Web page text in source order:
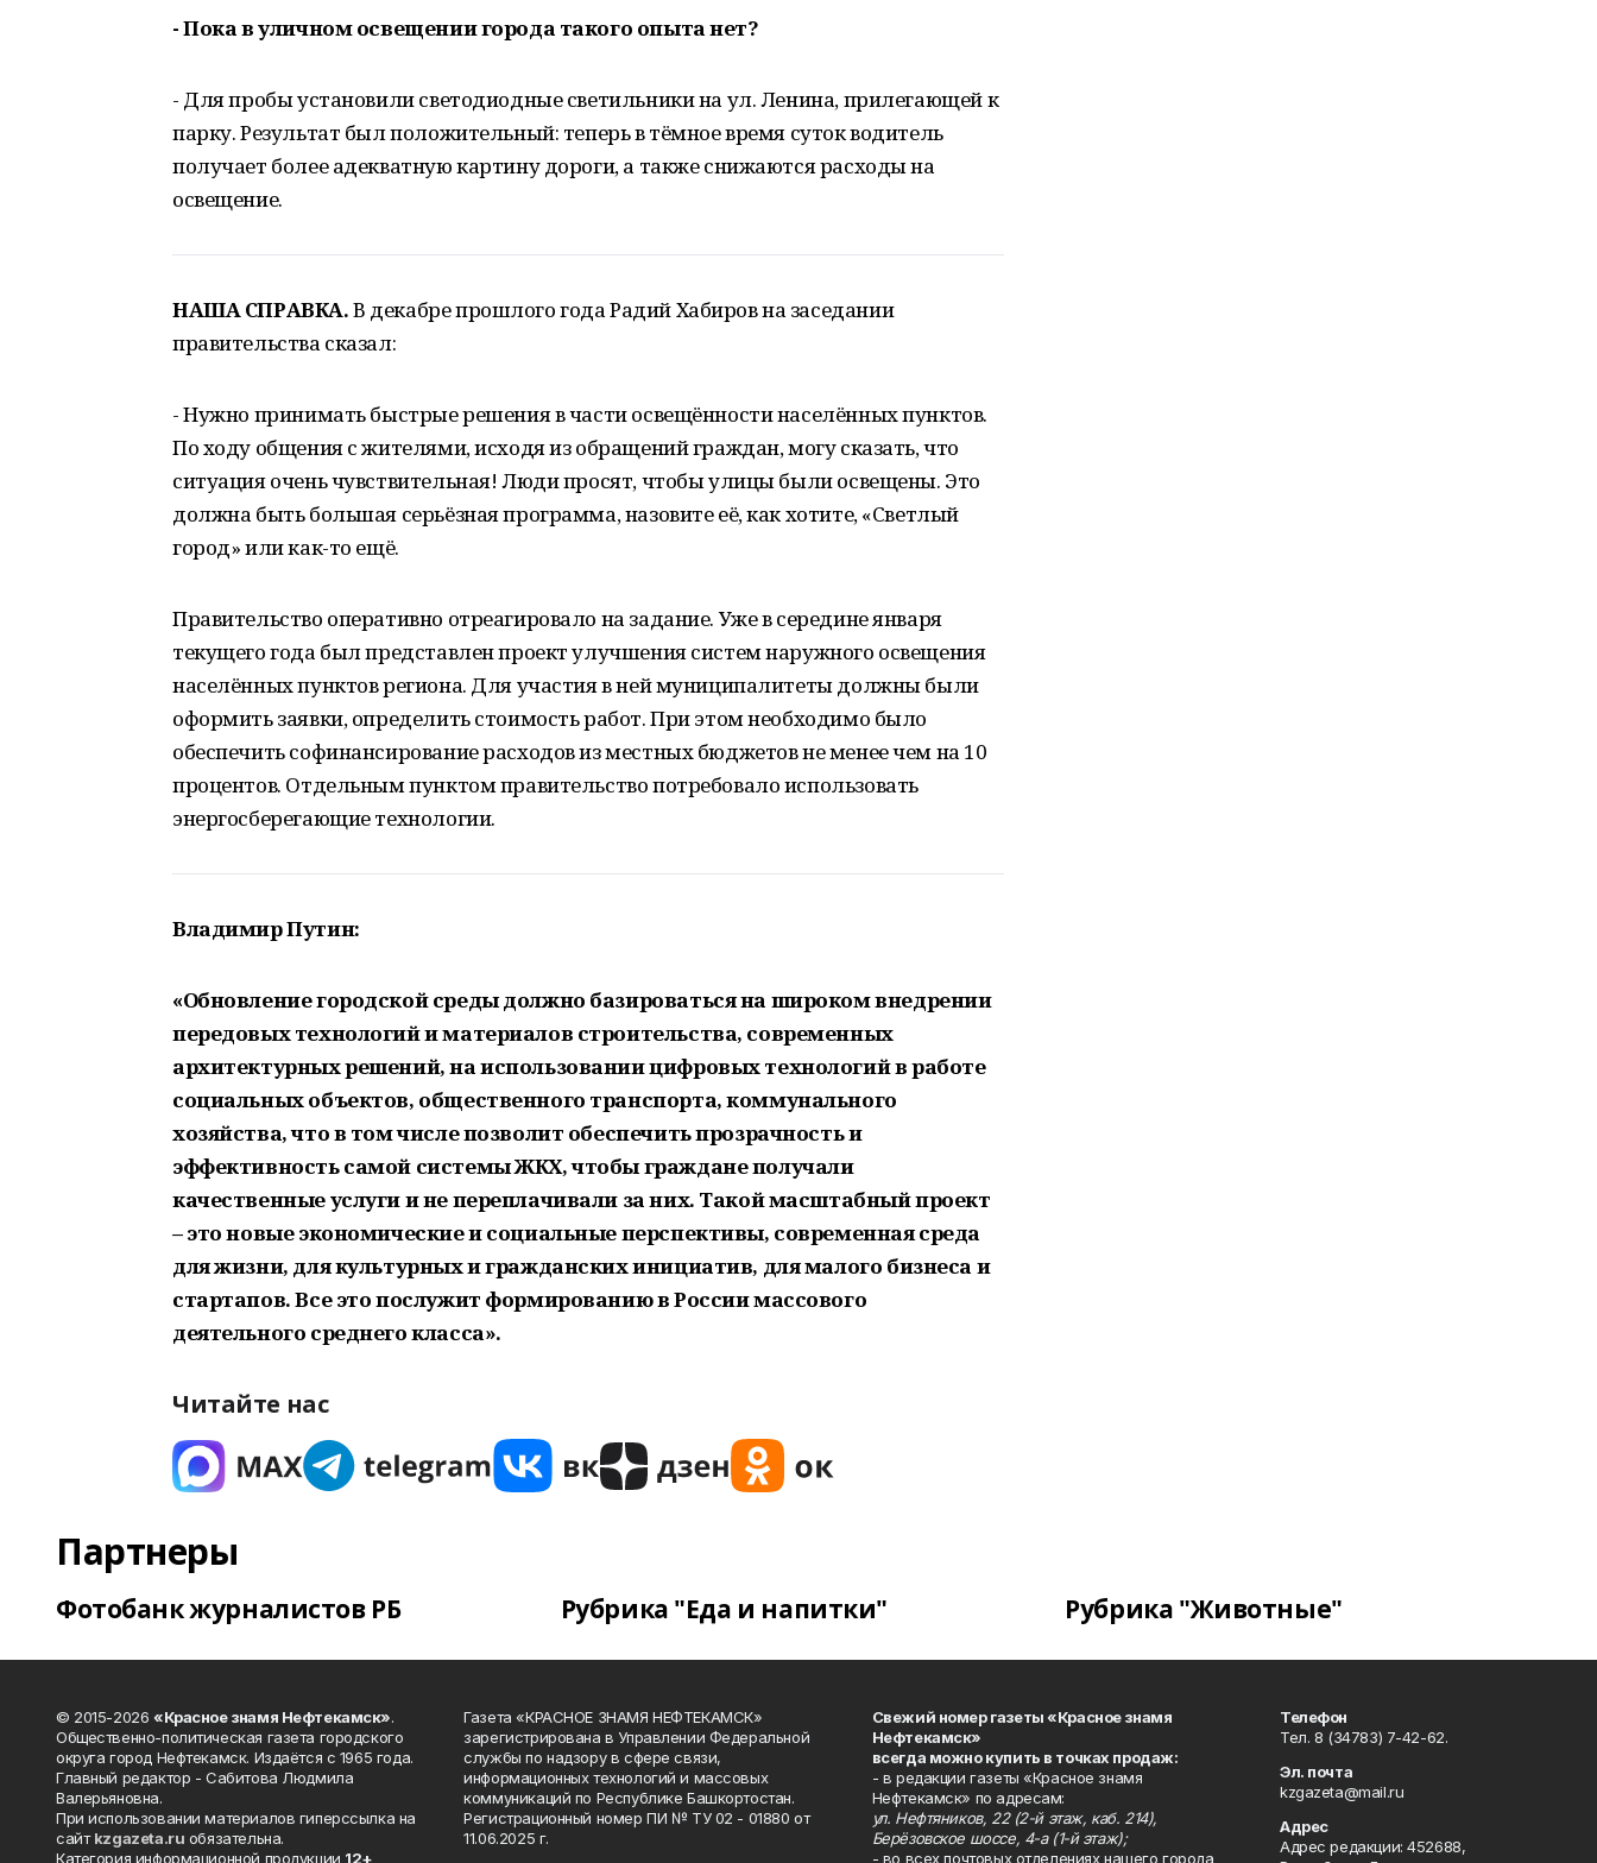
- Пока в уличном освещении города такого опыта нет?
- Для пробы установили светодиодные светильники на ул. Ленина, прилегающей к
парку. Результат был положительный: теперь в тёмное время суток водитель
получает более адекватную картину дороги, а также снижаются расходы на
освещение.
НАША СПРАВКА.В декабре прошлого года Радий Хабиров на заседании
правительства сказал:
- Нужно принимать быстрые решения в части освещённости населённых пунктов.
По ходу общения с жителями, исходя из обращений граждан, могу сказать, что
ситуация очень чувствительная! Люди просят, чтобы улицы были освещены. Это
должна быть большая серьёзная программа, назовите её, как хотите, «Светлый
город» или как-то ещё.
Правительство оперативно отреагировало на задание. Уже в середине января
текущего года был представлен проект улучшения систем наружного освещения
населённых пунктов региона. Для участия в ней муниципалитеты должны были
оформить заявки, определить стоимость работ. При этом необходимо было
обеспечить софинансирование расходов из местных бюджетов не менее чем на 10
процентов. Отдельным пунктом правительство потребовало использовать
энергосберегающие технологии.
Владимир Путин:
«Обновление городской среды должно базироваться на широком внедрении
передовых технологий и материалов строительства, современных
архитектурных решений, на использовании цифровых технологий в работе
социальных объектов, общественного транспорта, коммунального
хозяйства, что в том числе позволит обеспечить прозрачность и
эффективность самой системы ЖКХ, чтобы граждане получали
качественные услуги и не переплачивали за них. Такой масштабный проект
– это новые экономические и социальные перспективы, современная среда
для жизни, для культурных и гражданских инициатив, для малого бизнеса и
стартапов. Все это послужит формированию в России массового
деятельного среднего класса».
Читайте нас
Партнеры
Фотобанк журналистов РБ Рубрика "Еда и напитки" Рубрика "Животные"
© 2015-2026 «Красное знамя Нефтекамск».
Общественно-политическая газета городского
округа город Нефтекамск. Издаётся с 1965 года.
Главный редактор - Сабитова Людмила
Валерьяновна.
При использовании материалов гиперссылка на
сайтkzgazeta.ru обязательна.
Категория информационной продукции 12+
Газета «КРАСНОЕ ЗНАМЯ НЕФТЕКАМСК»
зарегистрирована в Управлении Федеральной
службы по надзору в сфере связи,
информационных технологий и массовых
коммуникаций по Республике Башкортостан.
Регистрационный номер ПИ № ТУ 02 - 01880 от
11.06.2025 г.
Свежий номер газеты «Красное знамя
Нефтекамск»
всегда можно купить в точках продаж:
- в редакции газеты «Красное знамя
Нефтекамск» по адресам:
ул. Нефтяников, 22 (2-й этаж, каб. 214),
Берёзовское шоссе, 4-а (1-й этаж);
- во всех почтовых отделениях нашего города
Телефон
Тел. 8 (34783) 7-42-62.
Эл. почта
kzgazeta@mail.ru
Адрес
Адрес редакции: 452688,